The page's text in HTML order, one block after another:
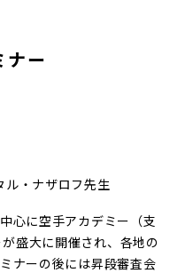
ナー
・ナザロフ先生
心に空手アカデミー（支
盛大に開催され、各地の
ナーの後には昇段審査会